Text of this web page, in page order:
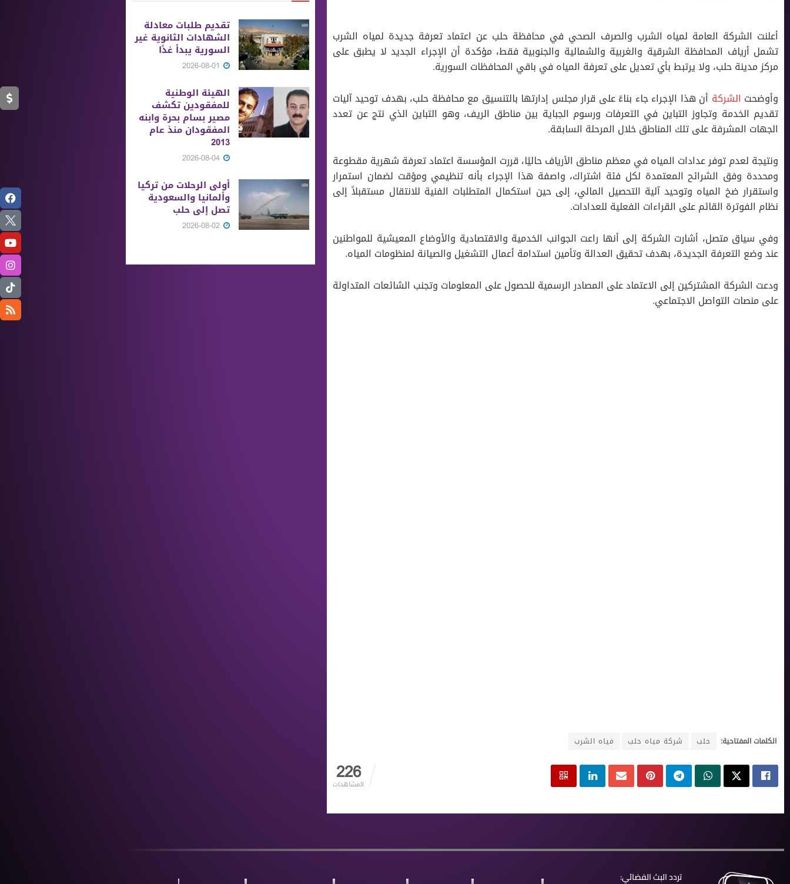
أعلنت الشركة العامة لمياه الشرب والصرف الصحي في محافظة حلب عن اعتماد تعرفة جديدة لمياه الشرب
تشمل أرياف المحافظة الشرقية والغربية والشمالية والجنوبية فقط، مؤكدة أن الإجراء الجديد لا يطبق على
مركز مدينة حلب، ولا يرتبط بأي تعديل على تعرفة المياه في باقي المحافظات السورية.
وأوضحت الشركة أن هذا الإجراء جاء بناءً على قرار مجلس إدارتها بالتنسيق مع محافظة حلب، بهدف توحيد آليات
تقديم الخدمة وتجاوز التباين في التعرفات ورسوم الجباية بين مناطق الريف، وهو التباين الذي نتج عن تعدد
الجهات المشرفة على تلك المناطق خلال المرحلة السابقة.
ونتيجة لعدم توفر عدادات المياه في معظم مناطق الأرياف حاليًا، قررت المؤسسة اعتماد تعرفة شهرية مقطوعة
ومحددة وفق الشرائح المعتمدة لكل فئة اشتراك، واصفة هذا الإجراء بأنه تنظيمي ومؤقت لضمان استمرار
واستقرار ضخ المياه وتوحيد آلية التحصيل المالي، إلى حين استكمال المتطلبات الفنية للانتقال مستقبلاً إلى
نظام الفوترة القائم على القراءات الفعلية للعدادات.
وفي سياق متصل، أشارت الشركة إلى أنها راعت الجوانب الخدمية والاقتصادية والأوضاع المعيشية للمواطنين
عند وضع التعرفة الجديدة، بهدف تحقيق العدالة وتأمين استدامة أعمال التشغيل والصيانة لمنظومات المياه.
ودعت الشركة المشتركين إلى الاعتماد على المصادر الرسمية للحصول على المعلومات وتجنب الشائعات المتداولة
على منصات التواصل الاجتماعي.
الكلمات المفتاحية: حلب شركة مياه حلب مياه الشرب
226
المشاهدات
تقديم طلبات معادلة
الشهادات الثانوية ‏غير
السورية يبدأ غدًا
الهيئة الوطنية
للمفقودين تكشف
مصير بسام بحرة وابنه
المفقودان منذ عام
2013
أولى الرحلات من ‏تركيا
وألمانيا والسعودية
تصل إلى حلب
تردد البث الفضائي: